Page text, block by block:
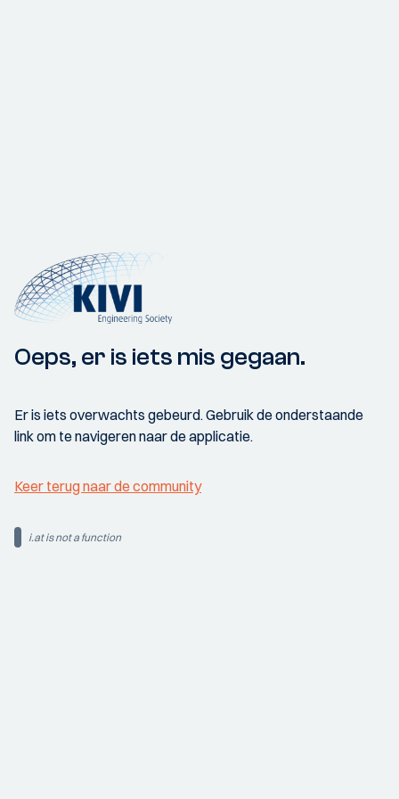
Oeps, er is iets mis gegaan.
Er is iets overwachts gebeurd. Gebruik de onderstaande
link om te navigeren naar de applicatie.
Keer terug naar de community
i.at is not a function